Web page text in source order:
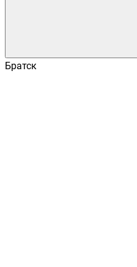
Братск